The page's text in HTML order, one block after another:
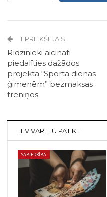
IEPRIEKŠĒJAIS
Rīdzinieki aicināti
piedalīties dažādos
projekta “Sporta dienas
ģimenēm” bezmaksas
treniņos
TEV VARĒTU PATIKT
SABIEDRĪBA